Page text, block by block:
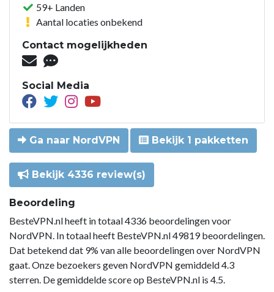
59+ Landen
Aantal locaties onbekend
Contact mogelijkheden
Social Media
Ga naar NordVPN Bekijk 1 pakketten
Bekijk 4336 review(s)
Beoordeling
BesteVPN.nl heeft in totaal 4336 beoordelingen voor
NordVPN. In totaal heeft BesteVPN.nl 49819 beoordelingen.
Dat betekend dat 9% van alle beoordelingen over NordVPN
gaat. Onze bezoekers geven NordVPN gemiddeld 4.3
sterren. De gemiddelde score op BesteVPN.nl is 4.5.